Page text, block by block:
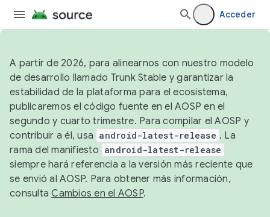
Acceder
A partir de 2026, para alinearnos con nuestro modelo
de desarrollo llamado Trunk Stable y garantizar la
estabilidad de la plataforma para el ecosistema,
publicaremos el código fuente en el AOSP en el
segundo y cuarto trimestre. Para compilar el AOSP y
contribuir a él, usa android-latest-release . La
rama del manifiesto android-latest-release
siempre hará referencia a la versión más reciente que
se envió al AOSP. Para obtener más información,
consultaCambios en el AOSP.